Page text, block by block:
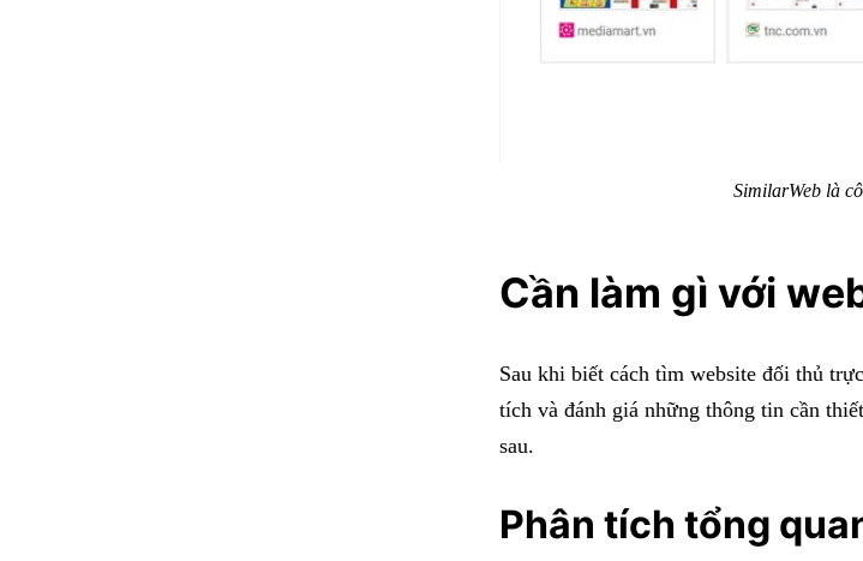
SimilarWeb là
Cần làm gì với
Sau khi biết cách tìm website đối thủ
tích và đánh giá những thông tin cần
sau.
Phân tích tổng